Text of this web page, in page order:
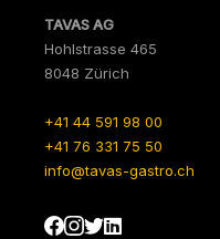
TAVAS AG
Hohlstrasse 465
8048 Zürich
+41 44 591 98 00
+41 76 331 75 50
info@tavas-gastro.ch